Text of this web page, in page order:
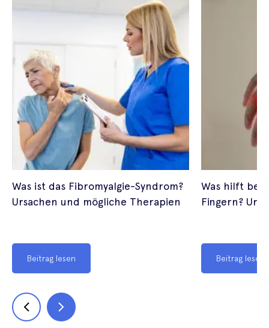
Was ist das Fibromyalgie-Syndrom?
Ursachen und mögliche Therapien
Beitrag lesen
Was hilft bei
Fingern?
Beitrag lesen